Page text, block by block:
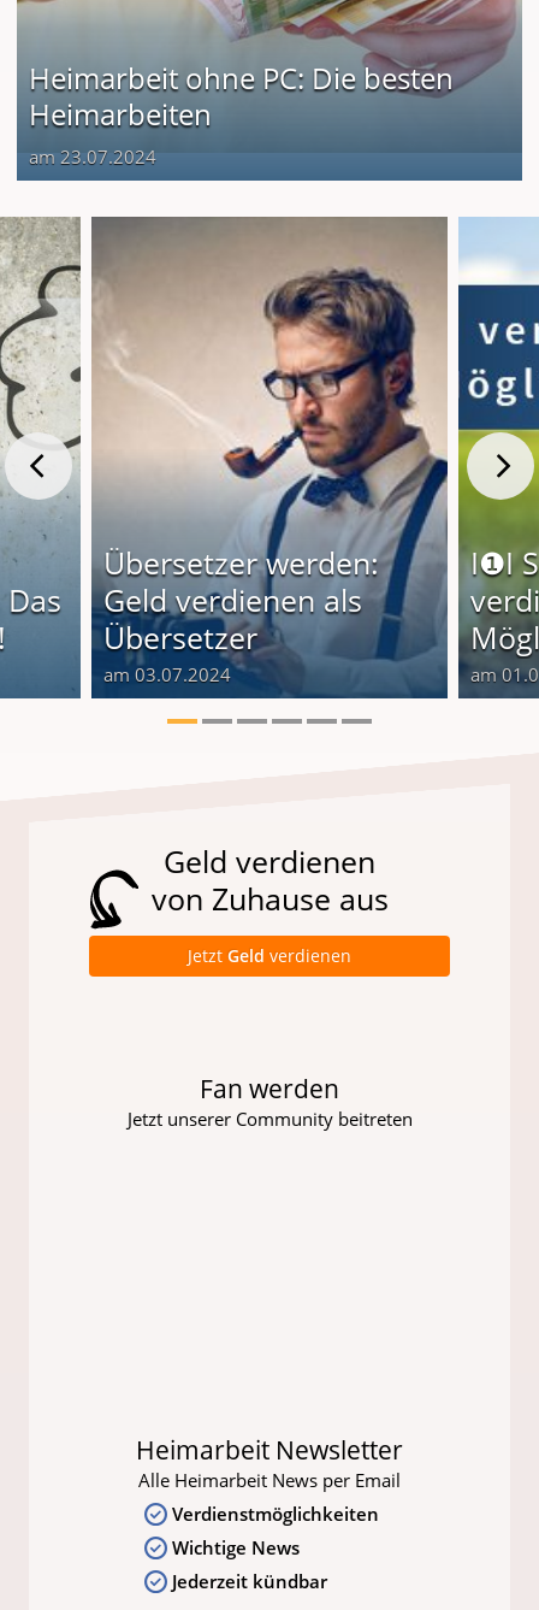
Heimarbeit ohne PC: Die besten
Heimarbeiten
am 23.07.2024
Übersetzer werden:
Geld verdienen als
Übersetzer
am 03.07.2024
I❶I
am
Geld verdienen
von Zuhause aus
Jetzt Geld verdienen
Fan werden
Jetzt unserer Community beitreten
Heimarbeit Newsletter
Alle Heimarbeit News per Email
Verdienstmöglichkeiten
Wichtige News
Jederzeit kündbar